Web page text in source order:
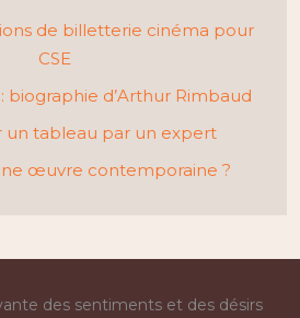
de billetterie cinéma pour
CSE
biographie d’Arthur Rimbaud
un tableau par un expert
œuvre contemporaine ?
des sentiments et des désirs